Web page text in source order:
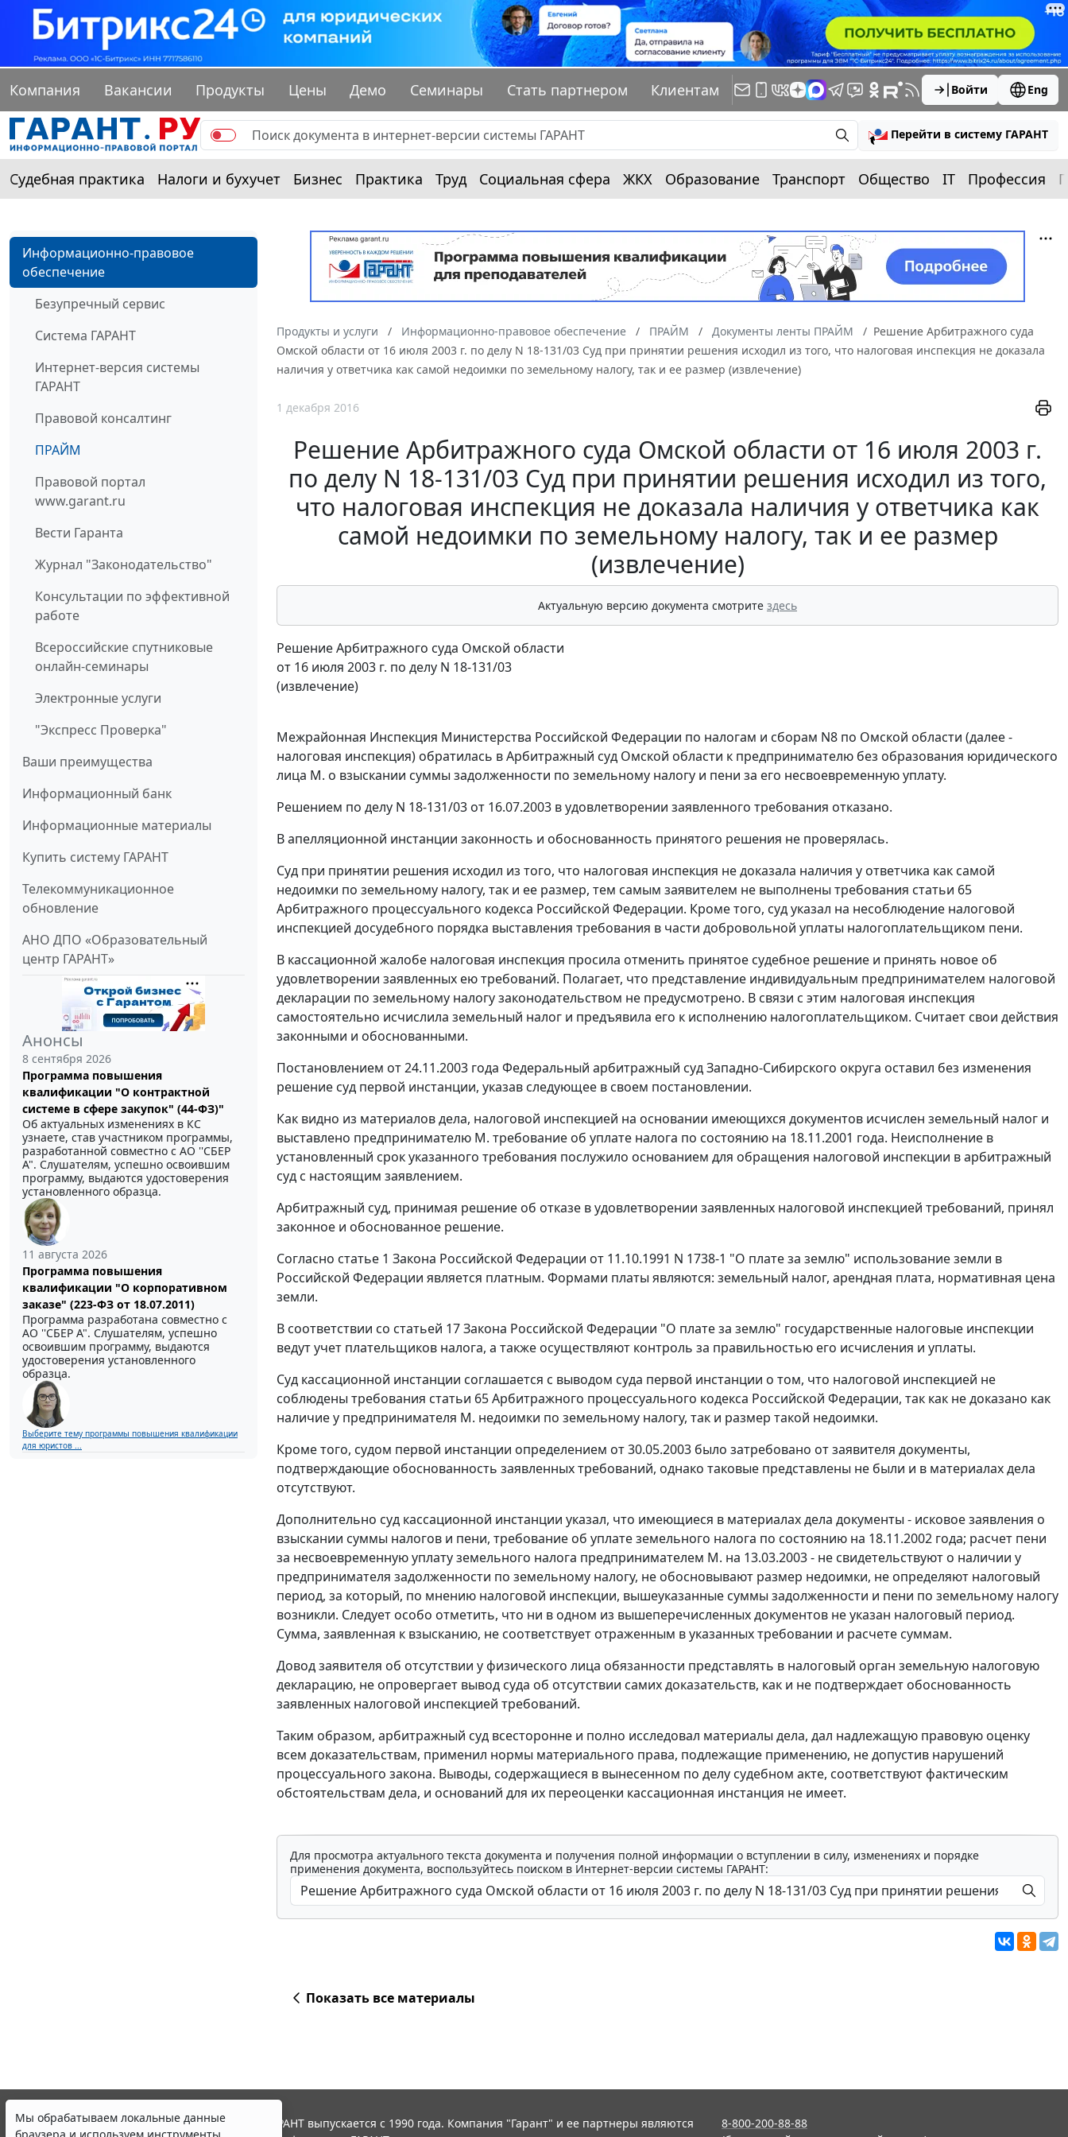
Компания Вакансии Продукты Цены Демо Семинары Стать партнером Клиентам Войти Eng
Перейти в систему ГАРАНТ
Судебная практика Налоги и бухучет Бизнес Практика Труд Социальная сфера ЖКХ Образование Транспорт Общество IT Профессия
Информационно-правовое
обеспечение
Безупречный сервис
Система ГАРАНТ
Интернет-версия системы
ГАРАНТ
Правовой консалтинг
ПРАЙМ
Правовой портал
www.garant.ru
Вести Гаранта
Журнал "Законодательство"
Консультации по эффективной
работе
Всероссийские спутниковые
онлайн-семинары
Электронные услуги
"Экспресс Проверка"
Ваши преимущества
Информационный банк
Информационные материалы
Купить систему ГАРАНТ
Телекоммуникационное
обновление
АНО ДПО «Образовательный
центр ГАРАНТ»
Анонсы
8 сентября 2026
Программа повышения
квалификации "О контрактной
системе в сфере закупок" (44-ФЗ)"
Об актуальных изменениях в КС
узнаете, став участником программы,
разработанной совместно с АО ''СБЕР
А". Слушателям, успешно освоившим
программу, выдаются удостоверения
установленного образца.
11 августа 2026
Программа повышения
квалификации "О корпоративном
заказе" (223-ФЗ от 18.07.2011)
Программа разработана совместно с
АО ''СБЕР А". Слушателям, успешно
освоившим программу, выдаются
удостоверения установленного
образца.
Выберите тему программы повышения квалификации
для юристов ...
Продукты и услуги Информационно-правовое обеспечение ПРАЙМ Документы ленты ПРАЙМ
Решение Арбитражного суда
Омской области от 16 июля 2003 г. по делу N 18-131/03 Суд при принятии решения исходил из того, что налоговая инспекция не доказала
наличия у ответчика как самой недоимки по земельному налогу, так и ее размер (извлечение)
1 декабря 2016
Решение Арбитражного суда Омской области от 16 июля 2003 г.
по делу N 18-131/03 Суд при принятии решения исходил из того,
что налоговая инспекция не доказала наличия у ответчика как
самой недоимки по земельному налогу, так и ее размер
(извлечение)
Актуальную версию документа смотрите здесь
Решение Арбитражного суда Омской области
от 16 июля 2003 г. по делу N 18-131/03
(извлечение)
Межрайонная Инспекция Министерства Российской Федерации по налогам и сборам N8 по Омской области (далее -
налоговая инспекция) обратилась в Арбитражный суд Омской области к предпринимателю без образования юридического
лица М. о взыскании суммы задолженности по земельному налогу и пени за его несвоевременную уплату.
Решением по делу N 18-131/03 от 16.07.2003 в удовлетворении заявленного требования отказано.
В апелляционной инстанции законность и обоснованность принятого решения не проверялась.
Суд при принятии решения исходил из того, что налоговая инспекция не доказала наличия у ответчика как самой
недоимки по земельному налогу, так и ее размер, тем самым заявителем не выполнены требования статьи 65
Арбитражного процессуального кодекса Российской Федерации. Кроме того, суд указал на несоблюдение налоговой
инспекцией досудебного порядка выставления требования в части добровольной уплаты налогоплательщиком пени.
В кассационной жалобе налоговая инспекция просила отменить принятое судебное решение и принять новое об
удовлетворении заявленных ею требований. Полагает, что представление индивидуальным предпринимателем налоговой
декларации по земельному налогу законодательством не предусмотрено. В связи с этим налоговая инспекция
самостоятельно исчислила земельный налог и предъявила его к исполнению налогоплательщиком. Считает свои действия
законными и обоснованными.
Постановлением от 24.11.2003 года Федеральный арбитражный суд Западно-Сибирского округа оставил без изменения
решение суд первой инстанции, указав следующее в своем постановлении.
Как видно из материалов дела, налоговой инспекцией на основании имеющихся документов исчислен земельный налог и
выставлено предпринимателю М. требование об уплате налога по состоянию на 18.11.2001 года. Неисполнение в
установленный срок указанного требования послужило основанием для обращения налоговой инспекции в арбитражный
суд с настоящим заявлением.
Арбитражный суд, принимая решение об отказе в удовлетворении заявленных налоговой инспекцией требований, принял
законное и обоснованное решение.
Согласно статье 1 Закона Российской Федерации от 11.10.1991 N 1738-1 "О плате за землю" использование земли в
Российской Федерации является платным. Формами платы являются: земельный налог, арендная плата, нормативная цена
земли.
В соответствии со статьей 17Закона Российской Федерации "О плате за землю" государственные налоговые инспекции
ведут учет плательщиков налога, а также осуществляют контроль за правильностью его исчисления и уплаты.
Суд кассационной инстанции соглашается с выводом суда первой инстанции о том, что налоговой инспекцией не
соблюдены требования статьи 65Арбитражного процессуального кодекса Российской Федерации, так как не доказано как
наличие у предпринимателя М. недоимки по земельному налогу, так и размер такой недоимки.
Кроме того, судом первой инстанции определением от 30.05.2003 было затребовано от заявителя документы,
подтверждающие обоснованность заявленных требований, однако таковые представлены не были и в материалах дела
отсутствуют.
Дополнительно суд кассационной инстанции указал, что имеющиеся в материалах дела документы - исковое заявления о
взыскании суммы налогов и пени, требование об уплате земельного налога по состоянию на 18.11.2002 года; расчет пени
за несвоевременную уплату земельного налога предпринимателем М. на 13.03.2003 - не свидетельствуют о наличии у
предпринимателя задолженности по земельному налогу, не обосновывают размер недоимки, не определяют налоговый
период, за который, по мнению налоговой инспекции, вышеуказанные суммы задолженности и пени по земельному налогу
возникли. Следует особо отметить, что ни в одном из вышеперечисленных документов не указан налоговый период.
Сумма, заявленная к взысканию, не соответствует отраженным в указанных требовании и расчете суммам.
Довод заявителя об отсутствии у физического лица обязанности представлять в налоговый орган земельную налоговую
декларацию, не опровергает вывод суда об отсутствии самих доказательств, как и не подтверждает обоснованность
заявленных налоговой инспекцией требований.
Таким образом, арбитражный суд всесторонне и полно исследовал материалы дела, дал надлежащую правовую оценку
всем доказательствам, применил нормы материального права, подлежащие применению, не допустив нарушений
процессуального закона. Выводы, содержащиеся в вынесенном по делу судебном акте, соответствуют фактическим
обстоятельствам дела, и оснований для их переоценки кассационная инстанция не имеет.
Для просмотра актуального текста документа и получения полной информации о вступлении в силу, изменениях и порядке
применения документа, воспользуйтесь поиском в Интернет-версии системы ГАРАНТ:
Показать все материалы
Мы обрабатываем локальные данные
© ООО "НПП "ГАРАНТ-СЕРВИС", 2026. Система ГАРАНТ выпускается с 1990 года. Компания "Гарант" и ее партнеры являются
8-800-200-88-88